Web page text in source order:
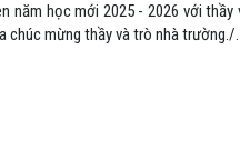
năm học mới 2025 - 2026 với
chúc mừng thầy và trò nhà trường./.